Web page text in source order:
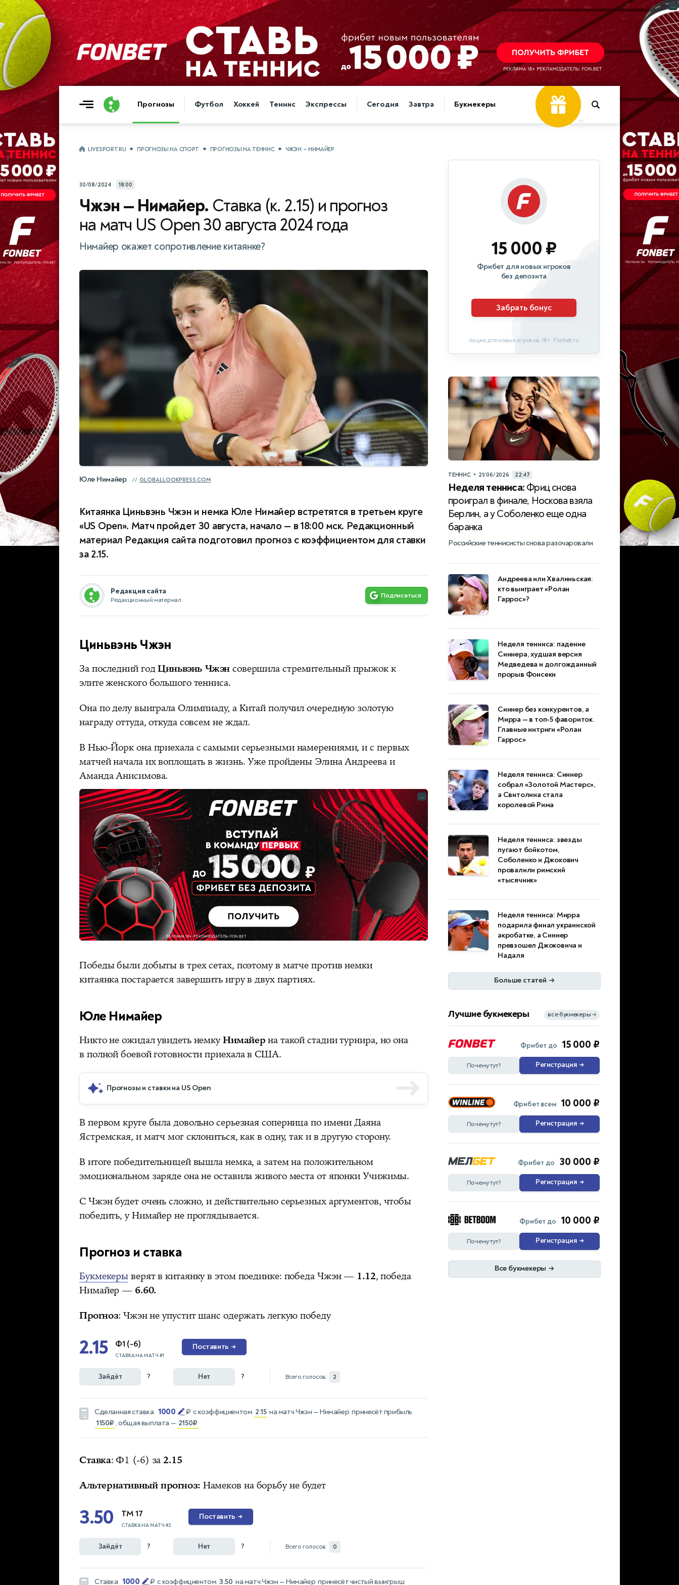
Прогнозы Футбол Хоккей Теннис Экспрессы Сегодня Завтра Букмекеры Фрибет
30 000 ₽
...
LIVESPORT.RU ПРОГНОЗЫ НА СПОРТ ПРОГНОЗЫ НА ТЕННИС ЧЖЭН — НИМАЙЕР
30/08/2024 18:00
Чжэн — Нимайер. Ставка (к. 2.15) и прогноз
на матч US Open 30 августа 2024 года
Нимайер окажет сопротивление китаянке?
Юле Нимайер GLOBALLOOKPRESS.COM
Китаянка Циньвэнь Чжэн и немка Юле Нимайер встретятся в третьем круге
«US Open». Матч пройдет 30 августа, начало — в 18:00 мск. Редакционный
материал Редакция сайта подготовил прогноз с коэффициентом для ставки
за 2.15.
Редакция сайта
Редакционный материал
Подписаться
Циньвэнь Чжэн
За последний годЦиньвэнь Чжэнсовершила стремительный прыжок к
элите женского большого тенниса.
Она по делу выиграла Олимпиаду, а Китай получил очередную золотую
награду оттуда, откуда совсем не ждал.
В Нью-Йорк она приехала с самыми серьезными намерениями, и с первых
матчей начала их воплощать в жизнь. Уже пройдены Элина Андреева и
Аманда Анисимова.
...
Победы были добыты в трех сетах, поэтому в матче против немки
китаянка постарается завершить игру в двух партиях.
Юле Нимайер
Никто не ожидал увидеть немкуНимайерна такой стадии турнира, но она
в полной боевой готовности приехала в США.
Прогнозы и ставки на US Open
В первом круге была довольно серьезная соперница по имени Даяна
Ястремская, и матч мог склониться, как в одну, так и в другую сторону.
В итоге победительницей вышла немка, а затем на положительном
эмоциональном заряде она не оставила живого места от японки Учижимы.
С Чжэн будет очень сложно, и действительно серьезных аргументов, чтобы
победить, у Нимайер не проглядывается.
Прогноз и ставка
Букмекерыверят в китаянку в этом поединке: победа Чжэн — 1.12, победа
Нимайер — 6.60.
Прогноз: Чжэн не упустит шанс одержать легкую победу
2.15 Ф1 (-6)
СТАВКА НА МАТЧ #1
Поставить →
Зайдёт ? Нет ? Всего голосов: 2
Сделанная ставка 1000 ₽ с коэффициентом 2.15 на матчЧжэн — Нимайер принесёт прибыль
1150₽ , общая выплата — 2150₽
Ставка: Ф1 (-6) за2.15
Альтернативный прогноз: Намеков на борьбу не будет
3.50 ТМ 17
СТАВКА НА МАТЧ #2
Поставить →
Зайдёт ? Нет ? Всего голосов: 0
Ставка 1000 ₽ с коэффициентом 3.50 на матчЧжэн — Нимайер принесёт чистый выигрыш
15 000 ₽
Фрибет для новых игроков
без депозита
Забрать бонус
Акция для новых игроков. 18+. Fonbet.ru
ТЕННИС • 21/06/2026 22:47
Неделя тенниса: Фриц снова
проиграл в финале, Носкова взяла
Берлин, а у Соболенко еще одна
баранка
Российские теннисисты снова разочаровали
Андреева или Хвалиньская:
кто выиграет «Ролан
Гаррос»?
Неделя тенниса: падение
Синнера, худшая версия
Медведева и долгожданный
прорыв Фонсеки
Синнер без конкурентов, а
Мирра — в топ-5 фавориток.
Главные интриги «Ролан
Гаррос»
Неделя тенниса: Синнер
собрал «Золотой Мастерс»,
а Свитолина стала
королевой Рима
Неделя тенниса: звезды
пугают бойкотом,
Соболенко и Джокович
провалили римский
«тысячник»
Неделя тенниса: Мирра
подарила финал украинской
акробатке, а Синнер
превзошел Джоковича и
Надаля
Больше статей →
Лучшие букмекеры все букмекеры →
Фрибет до 15 000 ₽
Почему тут? Регистрация →
Фрибет всем 10 000 ₽
Почему тут? Регистрация →
Фрибет до 30 000 ₽
Почему тут? Регистрация →
Фрибет до 10 000 ₽
Почему тут? Регистрация →
Все букмекеры →
...